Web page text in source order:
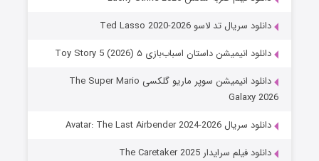
دانلود سریال تد لاسو Ted Lasso 2020-2026
دانلود انیمیشن داستان اسباب‌بازی ۵ Toy Story 5 (2026)
دانلود انیمیشن سوپر ماریو گلکسی The Super Mario
Galaxy 2026
دانلود سریال Avatar: The Last Airbender 2024-2026
دانلود فیلم سرایدار The Caretaker 2025